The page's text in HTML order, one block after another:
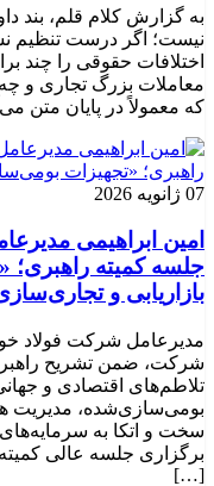
به گزارش کلام قلم، بند
نیست؛ اگر درست تنظیم
اختلافات حقوقی را چند
معاملات بزرگ تجاری و چه
که معمولاً در پایان متن
07 ژانویه 2026
امین ابراهیمی
جلسه کمیته
بازاریابی و
مدیرعامل شرکت فولاد
شرکت، ضمن تشریح
تلاطم‌های اقتصادی و
بومی‌سازی‌شده، مدیریت
سخت و اتکا به
برگزاری جلسه عالی
[…]